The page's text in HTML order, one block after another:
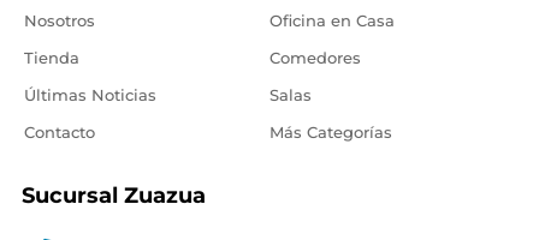
Nosotros
Tienda
Últimas Noticias
Contacto
Oficina en Casa
Comedores
Salas
Más Categorías
Sucursal Zuazua